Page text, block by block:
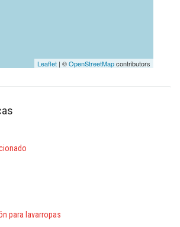
Leaflet | ©OpenStreetMapcontributors
para lavarropas